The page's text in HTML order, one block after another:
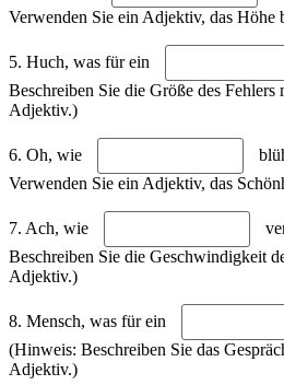
Verwenden Sie ein Adjektiv, das Höhe
5. Huch, was für ein
Beschreiben Sie die Größe des Fehlers
Adjektiv.)
6. Oh, wie
Verwenden Sie ein Adjektiv, das
7. Ach, wie
Beschreiben Sie die Geschwindigkeit
Adjektiv.)
8. Mensch, was für ein
(Hinweis: Beschreiben Sie das
Adjektiv.)